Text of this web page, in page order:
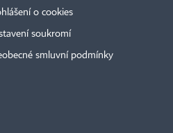
o cookies
soukromí
smluvní podmínky